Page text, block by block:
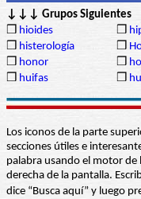
↓↓↓ Grupos Siguientes
❒ hioides ❒
❒ histerología ❒
❒ honor ❒
❒ huifas ❒
Los iconos de la parte
secciones útiles e
palabra usando el motor
derecha de la pantalla.
dice “Busca aquí” y luego